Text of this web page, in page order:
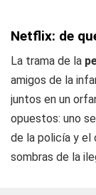
Netflix: de
La trama de la
amigos de la
juntos en un
opuestos: uno
de la policía y el
sombras de la